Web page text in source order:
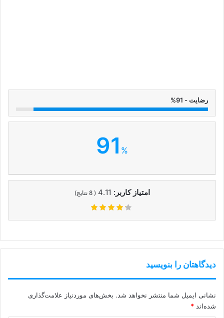
رضایت - 91%
91 %
امتیاز کاربر: 4.11
(
8 نتایج)
دیدگاهتان را بنویسید
نشانی ایمیل شما منتشر نخواهد شد. بخش‌های موردنیاز علامت‌گذاری
شده‌اند *